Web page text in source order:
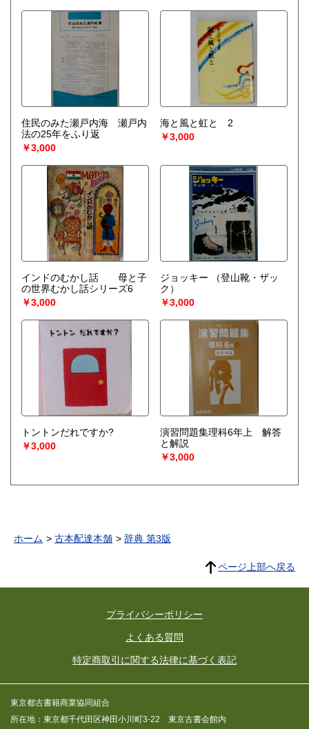
住民のみた瀬戸内海 瀬戸内
法の25年をふり返
￥3,000
海と風と虹と 2
￥3,000
インドのむかし話 母と子
の世界むかし話シリーズ6
￥3,000
ジョッキー
（登山靴・ザッ
ク）
￥3,000
トントンだれですか?
￥3,000
演習問題集理科6年上 解答
と解説
￥3,000
ホーム 古本配達本舗 辞典 第3版
ページ上部へ戻る
プライバシーポリシー
よくある質問
特定商取引に関する法律に基づく表記
東京都古書籍商業協同組合
所在地：東京都千代田区神田小川町3-22 東京古書会館内